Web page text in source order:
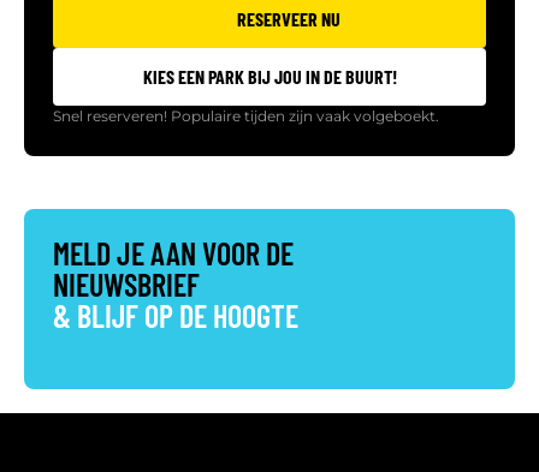
RESERVEER NU
KIES EEN PARK BIJ JOU IN DE BUURT!
Snel reserveren! Populaire tijden zijn vaak volgeboekt.
MELD JE AAN VOOR DE
NIEUWSBRIEF
& BLIJF OP DE HOOGTE